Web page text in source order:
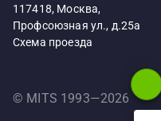
117418, Москва,
Профсоюзная ул., д.25а
Схема проезда
© MITS 1993—2026